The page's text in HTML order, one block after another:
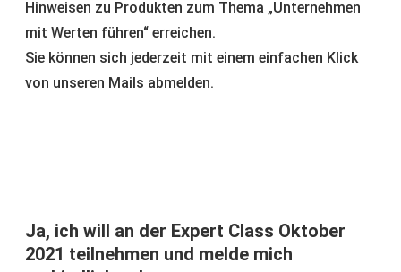
mit Werten führen“ erreichen.
Sie können sich jederzeit mit einem einfachen Klick
von unseren Mails abmelden.
2021 teilnehmen und melde mich
verbindlich an!